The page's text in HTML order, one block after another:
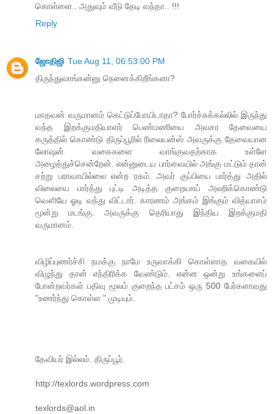
கொள்ளை.. அதுவும் வீடு தேடி வந்தா.. !!!
Reply
ஜோதிஜி Tue Aug 11, 06:53:00 PM
திருந்துவாங்கன்னு நெனைக்கிறீங்களா?
மாதவன் வருமானம் கெட்டுப்போயிடாதா? போர்ச்சுக்கல்லில் இருந்து
வந்த இறக்குமதியாளர் பெண்மணியை அவசர தேவையை
கருத்தில் கொண்டு திருப்பூரில் ரிலையன்ஸ் அவருக்கு தேவையான
லோஷன் வகைகளை வாங்குவதற்காக உள்ளே
அழைத்துச்சென்றேன். என்னுடைய பார்வையில் அங்கு மட்டும் தான்
சற்று பராவாயில்லை என்ற ரகம். அவர் குப்பியை பார்த்து அதில்
விலையை பார்த்து புட்டி அடித்த குறையாய் அலறிக்கொண்டு
வௌியே ஓடி வந்து விட்டார். காரணம் அங்கம் இங்கும் வித்யாசம்
மூன்று மடங்கு. அவருக்கு தெரியாது இந்திய இறக்குமதி
வருமானம்.
விழிப்புணர்ச்சி நமக்கு நாமே உருவாக்கி கொள்ளாத வகையில்
விழுந்து தான் எந்திரிக்க வேண்டும். என்ன ஒன்று உங்களைப்
போன்றவர்கள் பதிவு மூலம் குறைந்த பட்சம் ஒரு 500 பேர்களாவது
"உணர்ந்து கொள்ள " முடியும்.
தேவியர் இல்லம். திருப்பூர்.
http://texlords.wordpress.com
texlords@aol.in